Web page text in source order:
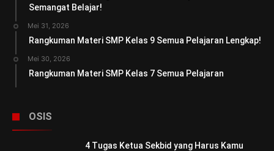
Semangat Belajar!
Mei 31, 2026
Rangkuman Materi SMP Kelas 9 Semua Pelajaran Lengkap!
Mei 30, 2026
Rangkuman Materi SMP Kelas 7 Semua Pelajaran
OSIS
4 Tugas Ketua Sekbid yang Harus Kamu